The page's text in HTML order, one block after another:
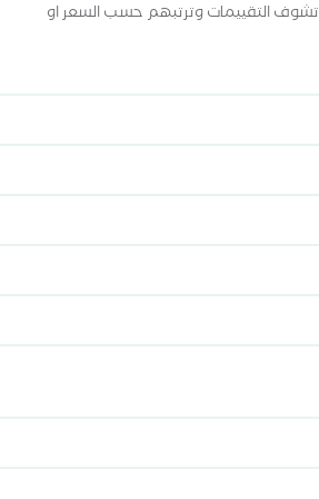
التقييمات وترتبهم حسب السعر او